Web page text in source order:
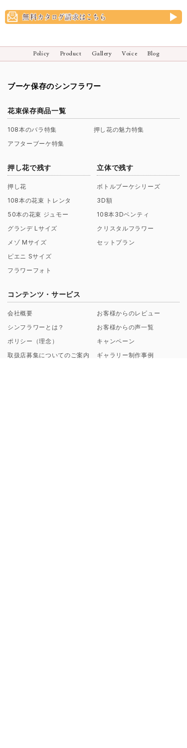
Policy Product Gallery Voice Blog
ブーケ保存のシンフラワー
花束保存商品一覧
108本のバラ特集
押し花の魅力特集
アフターブーケ特集
押し花で残す
押し花
108本の花束 トレンタ
50本の花束 ジュモー
グランデ Lサイズ
メゾ Mサイズ
ピエニ Sサイズ
フラワーフォト
立体で残す
ボトルブーケシリーズ
3D額
108本3Dベンティ
クリスタルフラワー
セットプラン
コンテンツ・サービス
会社概要
シンフラワーとは？
ポリシー（理念）
取扱店募集についてのご案内
お客様からのレビュー
お客様からの声一覧
キャンペーン
ギャラリー制作事例